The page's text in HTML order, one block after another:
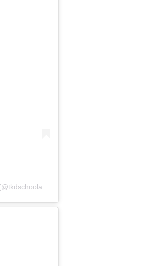
A post shared by 𝙏𝙖𝙚𝙠𝙬𝙤𝙣-𝘿𝙤 𝙎𝙘𝙝𝙤𝙤𝙡 𝘼𝙢𝙨𝙩𝙚𝙧𝙙𝙖𝙢 (@tkdschoolamsterdam)